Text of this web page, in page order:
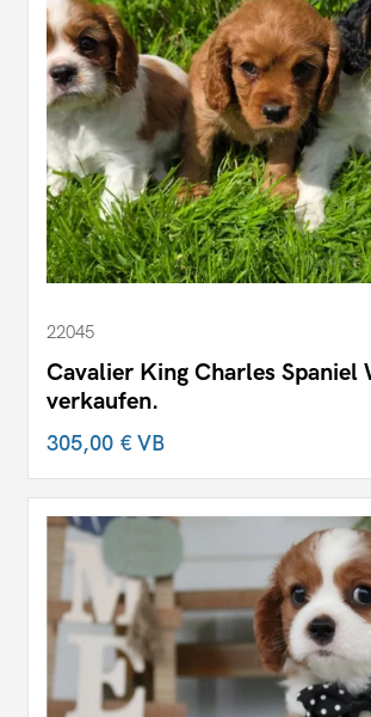
22045
Cavalier King Charles Spaniel
verkaufen.
305,00 €VB